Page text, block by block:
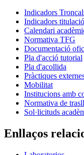
Indicadors
Indicadors titulació
Calendari
Normativa TFG
Documentació
Pla d'acció tutorial
Pla d'acollida
Pràctiques
Mobilitat
Institucions amb
Normativa de
Sol·licituds
Enllaços